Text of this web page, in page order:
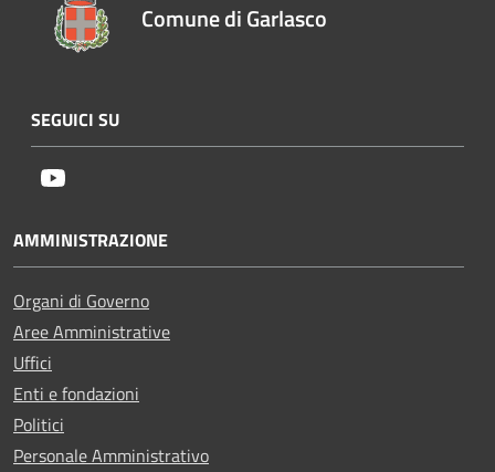
Comune di Garlasco
SEGUICI SU
AMMINISTRAZIONE
Organi di Governo
Aree Amministrative
Uffici
Enti e fondazioni
Politici
Personale Amministrativo